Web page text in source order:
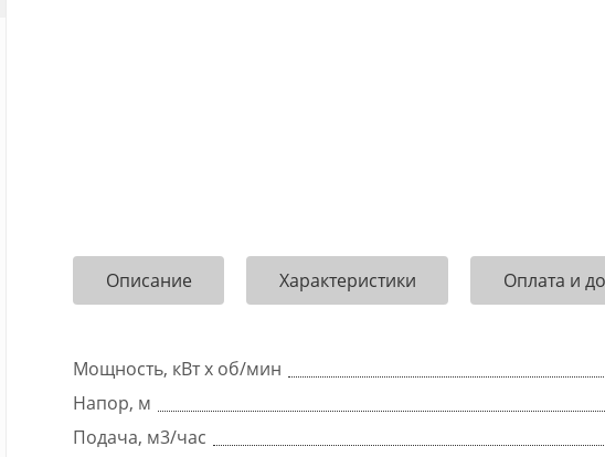
Описание Характеристики Оплата и
Мощность, кВт x об/мин
Напор, м
Подача, м3/час